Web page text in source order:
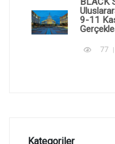
9-11
77
Kategoriler